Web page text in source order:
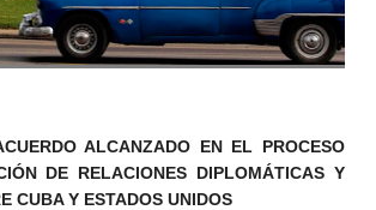
ALCANZADO EN EL PROCESO
DE RELACIONES DIPLOMÁTICAS Y
CUBA Y ESTADOS UNIDOS